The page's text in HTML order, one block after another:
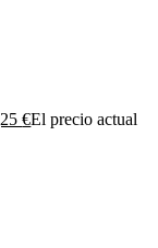
€El precio actual